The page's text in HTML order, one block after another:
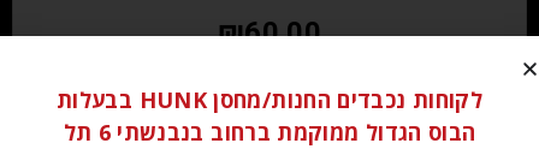
₪60.00
הוספה לסל
לקוחות נכבדים החנות/מחסן HUNK בבעלות
הבוס הגדול ממוקמת ברחוב בנבנשתי 6 תל